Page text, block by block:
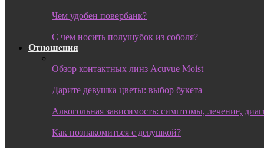
Чем удобен повербанк?
С чем носить полушубок из соболя?
Отношения
Обзор контактных линз Acuvue Moist
Дарите девушка цветы: выбор букета
Алкогольная зависимость: симптомы, лечение,
Как познакомиться с девушкой?